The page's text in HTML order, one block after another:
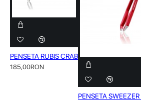
PENSETA RUBIS CRAB
185,00RON
PENSETA